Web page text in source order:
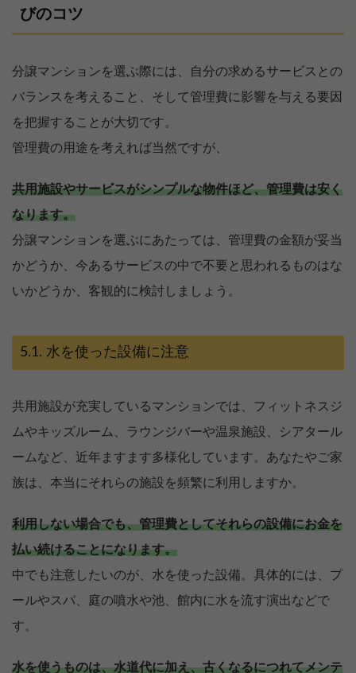
びのコツ
分譲マンションを選ぶ際には、自分の求めるサービスとの
バランスを考えること、そして管理費に影響を与える要因
を把握することが大切です。
管理費の用途を考えれば当然ですが、
共用施設やサービスがシンプルな物件ほど、管理費は安く
なります。
分譲マンションを選ぶにあたっては、管理費の金額が妥当
かどうか、今あるサービスの中で不要と思われるものはな
いかどうか、客観的に検討しましょう。
水を使った設備に注意
共用施設が充実しているマンションでは、フィットネスジ
ムやキッズルーム、ラウンジバーや温泉施設、シアタール
ームなど、近年ますます多様化しています。あなたやご家
族は、本当にそれらの施設を頻繁に利用しますか。
利用しない場合でも、管理費としてそれらの設備にお金を
払い続けることになります。
中でも注意したいのが、水を使った設備。具体的には、プ
ールやスパ、庭の噴水や池、館内に水を流す演出などで
す。
水を使うものは、水道代に加え、古くなるにつれてメンテ